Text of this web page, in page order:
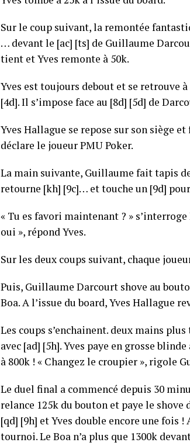
Sur le coup suivant, la remontée
… devant le [ac] [ts] de Guillaume
tient et Yves remonte à 50k.
Yves est toujours debout et se retrouve
[4d]. Il s’impose face au [8d] [5d] de
Yves Hallague se repose sur son siège
déclare le joueur PMU Poker.
La main suivante, Guillaume fait tapis
retourne [kh] [9c]… et touche un [9d]
« Tu es favori maintenant ? »
oui », répond Yves.
Sur les deux coups suivant, chaque
Puis, Guillaume Darcourt shove au
Boa. A l’issue du board, Yves Hallague
Les coups s’enchainent. deux mains
avec [ad] [5h]. Yves paye en grosse
à 800k ! « Changez le croupier », rigole
Le duel final a commencé depuis 30
relance 125k du bouton et paye le
[qd] [9h] et Yves double encore une fois !
tournoi. Le Boa n’a plus que 1300k